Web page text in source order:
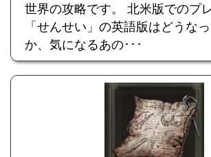
世界の攻略です。 北米版でのプ
「せんせい」の英語版はどうな
か、気になるあの･･･